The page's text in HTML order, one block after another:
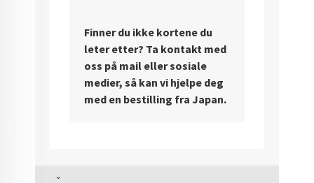
Finner du ikke kortene du
leter etter? Ta kontakt med
oss på mail eller sosiale
medier, så kan vi hjelpe deg
med en bestilling fra Japan.